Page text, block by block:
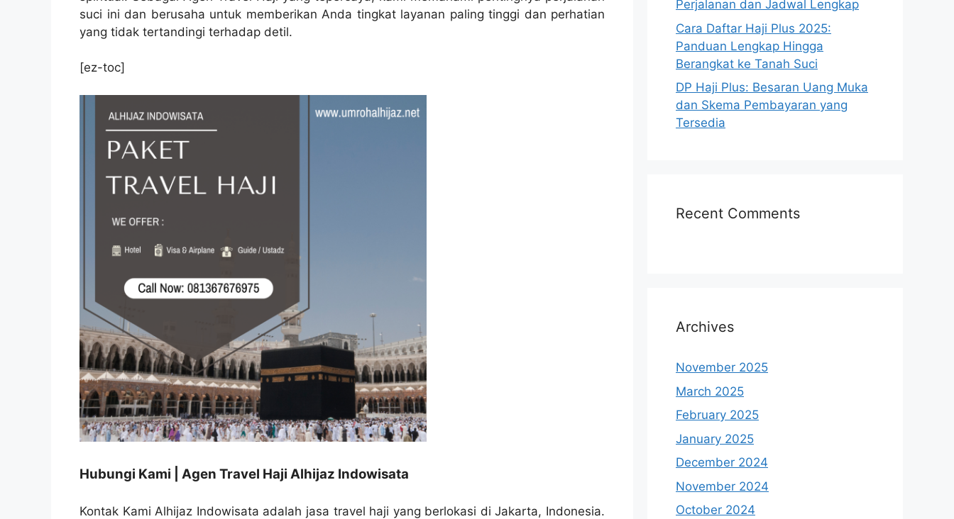
suci ini dan berusaha untuk memberikan Anda tingkat layanan paling tinggi dan perhatian
yang tidak tertandingi terhadap detil.
[ez-toc]
Hubungi Kami | Agen Travel Haji Alhijaz Indowisata
Kontak Kami Alhijaz Indowisata adalah jasa travel haji yang berlokasi di Jakarta, Indonesia.
Perjalanan dan Jadwal Lengkap
Cara Daftar Haji Plus 2025:
Panduan Lengkap Hingga
Berangkat ke Tanah Suci
DP Haji Plus: Besaran Uang Muka
dan Skema Pembayaran yang
Tersedia
Recent Comments
Archives
November 2025
March 2025
February 2025
January 2025
December 2024
November 2024
October 2024